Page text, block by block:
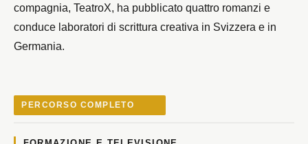
compagnia, TeatroX, ha pubblicato quattro romanzi e
conduce laboratori di scrittura creativa in Svizzera e in
Germania.
PERCORSO COMPLETO